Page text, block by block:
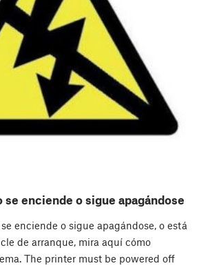
se enciende o sigue apagándose
enciende o sigue apagándose, o está
de arranque, mira aquí cómo
The printer must be powered off